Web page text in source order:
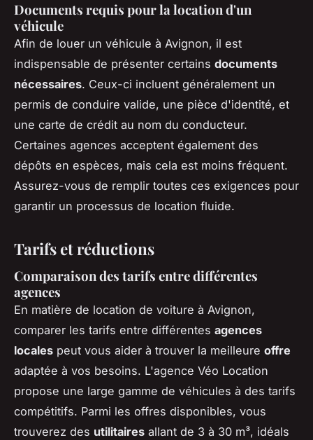
Documents requis pour la location d'un
véhicule
Afin de louer un véhicule à Avignon, il est
indispensable de présenter certains documents
nécessaires. Ceux-ci incluent généralement un
permis de conduire valide, une pièce d'identité, et
une carte de crédit au nom du conducteur.
Certaines agences acceptent également des
dépôts en espèces, mais cela est moins fréquent.
Assurez-vous de remplir toutes ces exigences pour
garantir un processus de location fluide.
Tarifs et réductions
Comparaison des tarifs entre différentes
agences
En matière de location de voiture à Avignon,
comparer les tarifs entre différentes agences
locales peut vous aider à trouver la meilleure offre
adaptée à vos besoins. L'agence Véo Location
propose une large gamme de véhicules à des tarifs
compétitifs. Parmi les offres disponibles, vous
trouverez des utilitaires allant de 3 à 30 m³, idéals